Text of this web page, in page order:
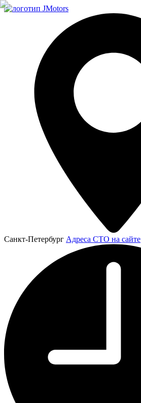
Санкт-Петербург Адреса СТО на сайте